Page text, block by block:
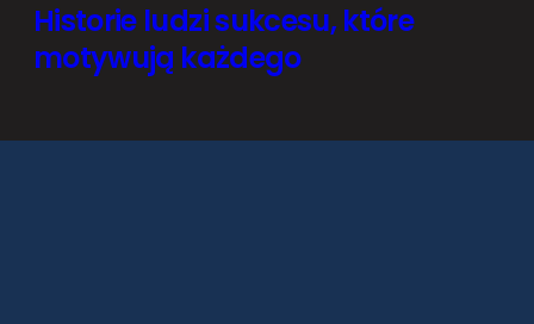
Historie ludzi sukcesu, które
motywują każdego